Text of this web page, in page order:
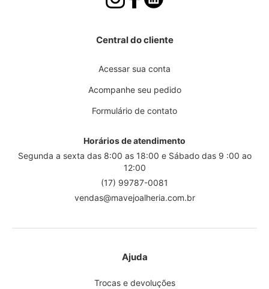
Central do cliente
Acessar sua conta
Acompanhe seu pedido
Formulário de contato
Horários de atendimento
Segunda a sexta das 8:00 as 18:00 e Sábado das 9 :00 ao
12:00
(17) 99787-0081
vendas@mavejoalheria.com.br
Ajuda
Trocas e devoluções